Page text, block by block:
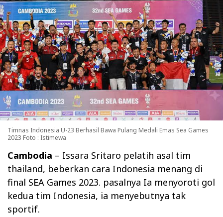
Timnas Indonesia U-23 Berhasil Bawa Pulang Medali Emas Sea Games
2023 Foto : Istimewa
Cambodia – Issara Sritaro pelatih asal tim
thailand, beberkan cara Indonesia menang di
final SEA Games 2023. pasalnya Ia menyoroti gol
kedua tim Indonesia, ia menyebutnya tak
sportif.